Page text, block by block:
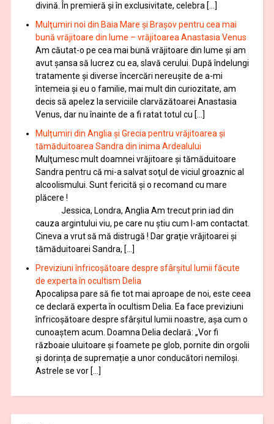
divină. În premieră şi în exclusivitate, celebra […]
Mulţumiri noi din Baia Mare și Brașov pentru cea mai
bună vrăjitoare din lume – vrăjitoarea Anastasia Venus
Am căutat-o pe cea mai bună vrăjitoare din lume și am
avut șansa să lucrez cu ea, slavă cerului. După îndelungi
tratamente şi diverse încercări nereușite de a-mi
întemeia şi eu o familie, mai mult din curiozitate, am
decis să apelez la serviciile clarvăzătoarei Anastasia
Venus, dar nu înainte de a fi ratat totul cu […]
Mulțumiri din Anglia și Grecia pentru vrăjitoarea și
tămăduitoarea Sandra din inima Ardealului
Mulţumesc mult doamnei vrăjitoare și tămăduitoare
Sandra pentru că mi-a salvat soţul de viciul groaznic al
alcoolismului. Sunt fericită și o recomand cu mare
plăcere !
Jessica, Londra, Anglia Am trecut prin iad din
cauza argintului viu, pe care nu știu cum l-am contactat.
Cineva a vrut să mă distrugă ! Dar graţie vrăjitoarei și
tămăduitoarei Sandra, […]
Previziuni înfricoșătoare despre sfârșitul lumii făcute
de experta în ocultism Delia
Apocalipsa pare să fie tot mai aproape de noi, este ceea
ce declară experta în ocultism Delia. Ea face previziuni
înfricoșătoare despre sfârșitul lumii noastre, așa cum o
cunoaștem acum. Doamna Delia declară: „Vor fi
războaie uluitoare și foamete pe glob, pornite din orgolii
și dorința de supremație a unor conducători nemiloși.
Astrele se vor […]